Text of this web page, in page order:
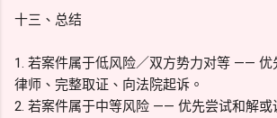
十三、总结
1. 若案件属于低风险／双方势力对等 —— 优
律师、完整取证、向法院起诉。
2. 若案件属于中等风险 —— 优先尝试和解或